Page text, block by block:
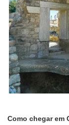
Como chegar em